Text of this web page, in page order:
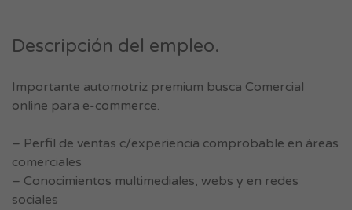
Descripción del empleo.
Importante automotriz premium busca Comercial
online para e-commerce.
– Perfil de ventas c/experiencia comprobable en áreas
comerciales
– Conocimientos multimediales, webs y en redes
sociales